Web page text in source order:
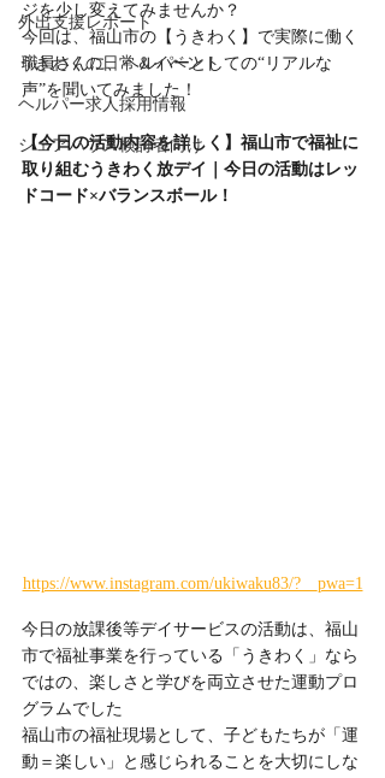
外出支援レポート
うきわくの日常＆イベント
ヘルパー求人採用情報
シェアハウス検討者向け
ジを少し変えてみませんか？
今回は、福山市の【うきわく】で実際に働く
職員さんに、ヘルパーとしての“リアルな
声”を聞いてみました！
【今日の活動内容を詳しく】福山市で福祉に
取り組むうきわく放デイ｜今日の活動はレッ
ドコード×バランスボール！
https://www.instagram.com/ukiwaku83/?__pwa=1
今日の放課後等デイサービスの活動は、福山
市で福祉事業を行っている「うきわく」なら
ではの、楽しさと学びを両立させた運動プロ
グラムでした
福山市の福祉現場として、子どもたちが「運
動＝楽しい」と感じられることを大切にしな